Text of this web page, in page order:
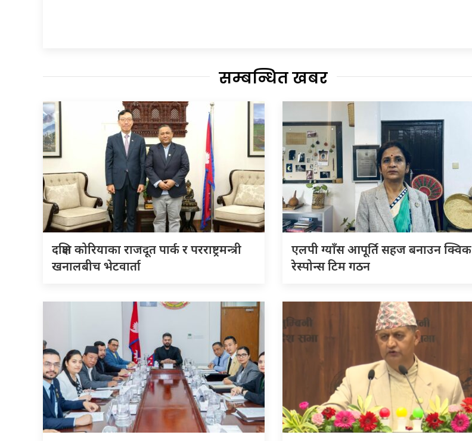
सम्बन्धित खबर
दक्षिण कोरियाका राजदूत पार्क र परराष्ट्रमन्त्री
खनालबीच भेटवार्ता
एलपी ग्याँस आपूर्ति सहज बनाउन क्विक
रेस्पोन्स टिम गठन